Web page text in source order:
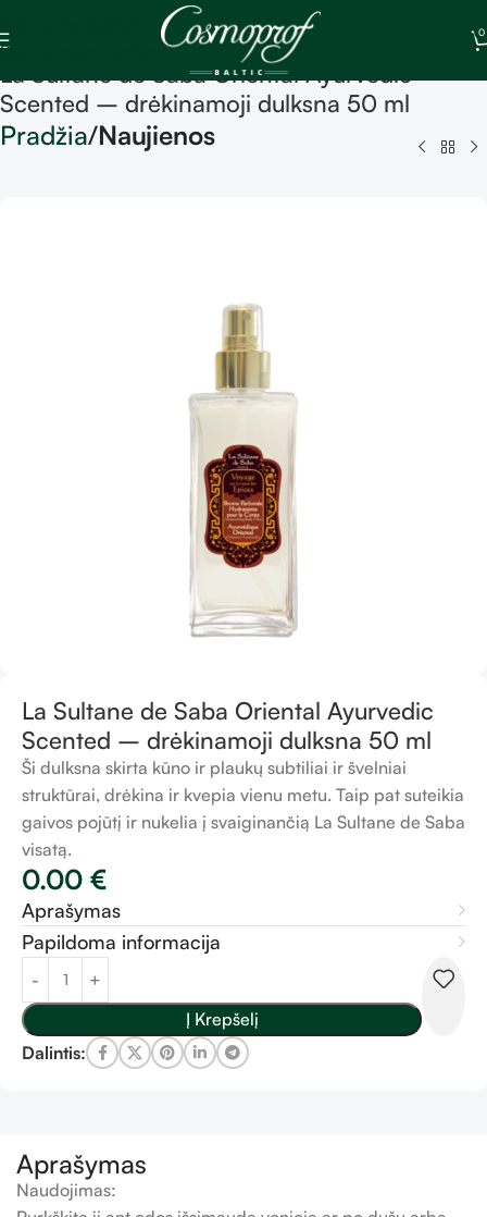
Skip to main content
0
La Sultane de Saba Oriental Ayurvedic
Scented – drėkinamoji dulksna 50 ml
Pradžia Naujienos
La Sultane de Saba Oriental Ayurvedic
Scented – drėkinamoji dulksna 50 ml
Ši dulksna skirta kūno ir plaukų subtiliai ir švelniai
struktūrai, drėkina ir kvepia vienu metu. Taip pat suteikia
gaivos pojūtį ir nukelia į svaiginančią La Sultane de Saba
visatą.
0.00 €
Aprašymas
Papildoma informacija
Į Krepšelį
Dalintis:
Aprašymas
Naudojimas: